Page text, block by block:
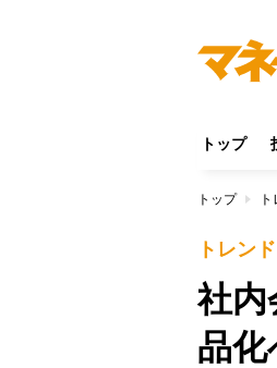
トップ
トップ
トレンド
社
品化